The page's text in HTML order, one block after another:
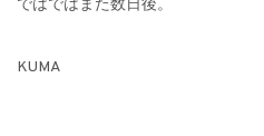
ではではまた数日後。
KUMA